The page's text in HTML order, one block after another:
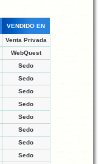
VENDIDO EN
Venta Privada
WebQuest
Sedo
Sedo
Sedo
Sedo
Sedo
Sedo
Sedo
Sedo